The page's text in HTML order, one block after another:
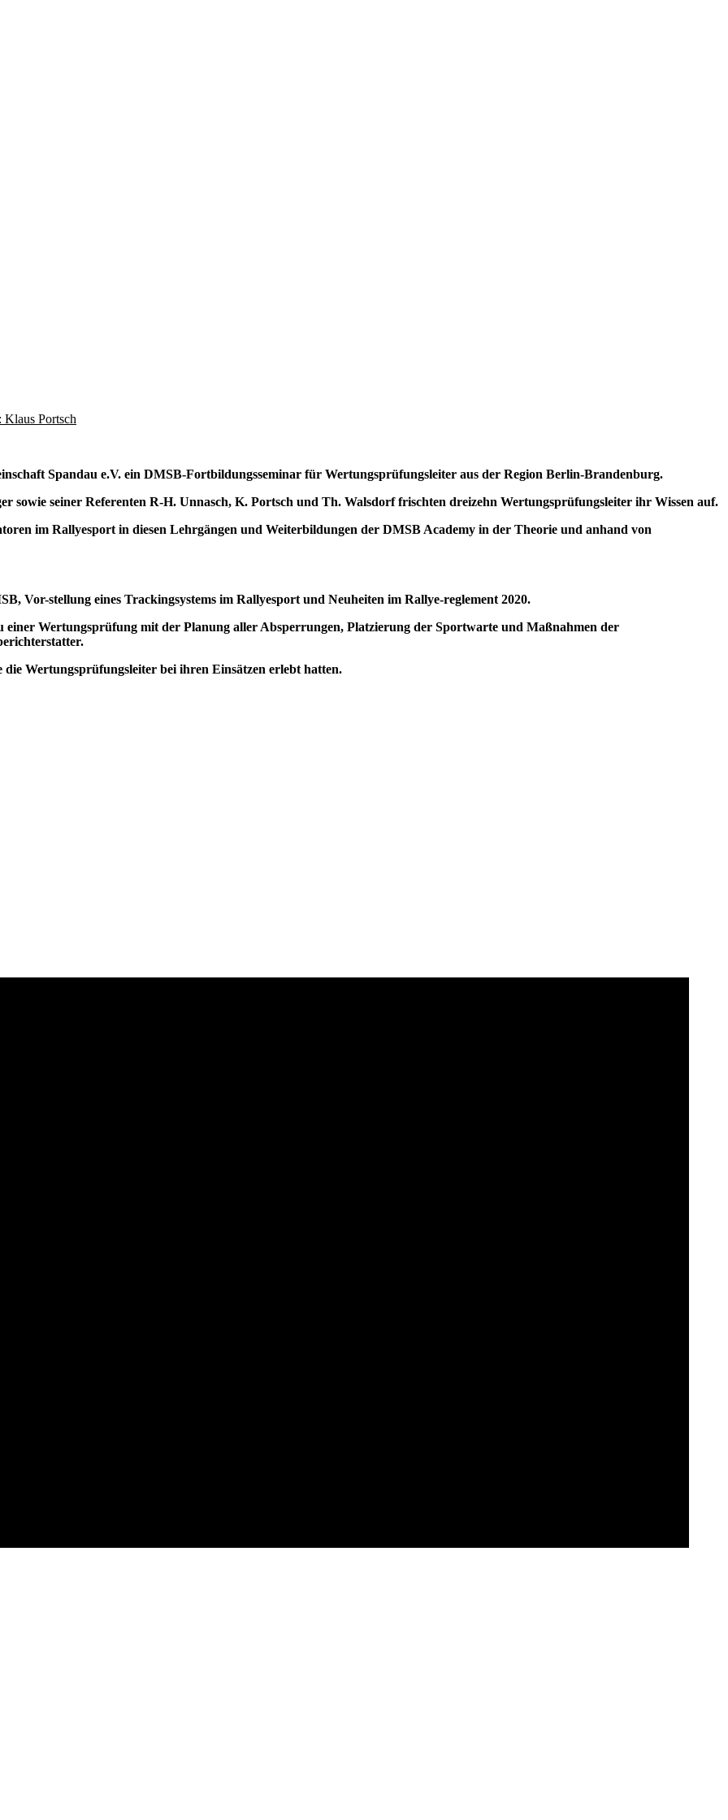
Portsch
Spandau e.V. ein DMSB-Fortbildungsseminar für Wertungsprüfungsleiter aus der Region Berlin-Brandenburg.
sowie seiner Referenten R-H. Unnasch, K. Portsch und Th. Walsdorf frischten dreizehn Wertungsprüfungsleiter ihr Wissen auf.
im Rallyesport in diesen Lehrgängen und Weiterbildungen der DMSB Academy in der Theorie und anhand von
Vor-stellung eines Trackingsystems im Rallyesport und Neuheiten im Rallye-reglement 2020.
Wertungsprüfung mit der Planung aller Absperrungen, Platzierung der Sportwarte und Maßnahmen der
Wertungsprüfungsleiter bei ihren Einsätzen erlebt hatten.